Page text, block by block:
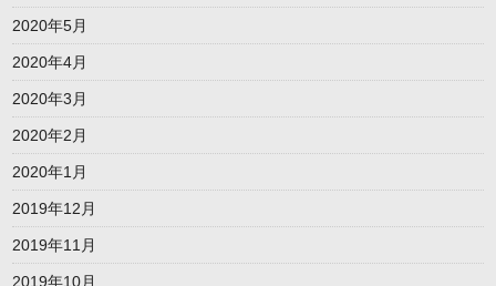
2020年5月
2020年4月
2020年3月
2020年2月
2020年1月
2019年12月
2019年11月
2019年10月